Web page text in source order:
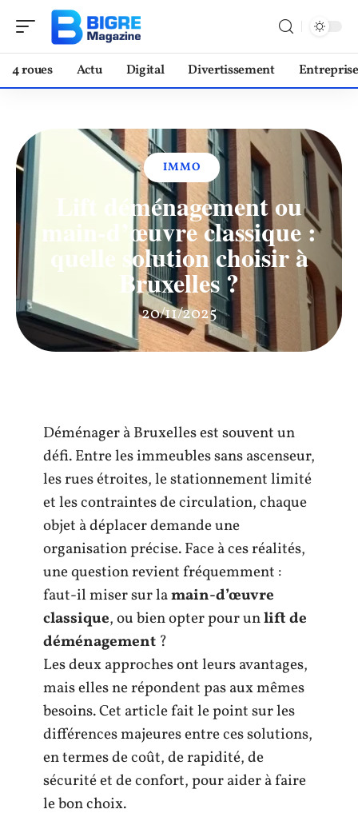
4 roues Actu Digital Divertissement Entreprise
IMMO
Lift déménagement ou
main-d’œuvre classique :
quelle solution choisir à
Bruxelles ?
20/11/2025
Déménager à Bruxelles est souvent un
défi. Entre les immeubles sans ascenseur,
les rues étroites, le stationnement limité
et les contraintes de circulation, chaque
objet à déplacer demande une
organisation précise. Face à ces réalités,
une question revient fréquemment :
faut-il miser sur lamain-d’œuvre
classique, ou bien opter pour unlift de
déménagement ?
Les deux approches ont leurs avantages,
mais elles ne répondent pas aux mêmes
besoins. Cet article fait le point sur les
différences majeures entre ces solutions,
en termes de coût, de rapidité, de
sécurité et de confort, pour aider à faire
le bon choix.